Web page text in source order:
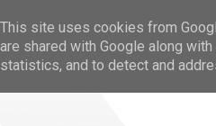
This site uses cookies from
are shared with Google along
statistics, and to detect and